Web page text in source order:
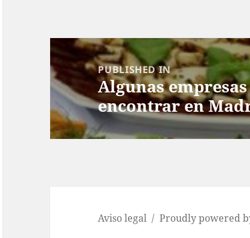
Post
navigationPUBLISHED IN
Algunas
encontrar en
Aviso legal Proudly powered